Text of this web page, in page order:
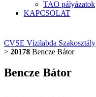
TAO pályázatok
KAPCSOLAT
CVSE Vízilabda Szakosztály
> 20178 Bencze Bátor
Bencze Bátor